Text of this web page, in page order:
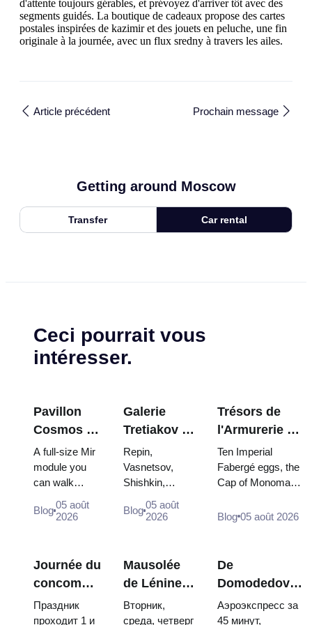
d'attente toujours gérables, et prévoyez d'arriver tôt avec des
segments guidés. La boutique de cadeaux propose des cartes
postales inspirées de kazimir et des jouets en peluche, une fin
originale à la journée, avec un flux sredny à travers les ailes.
Article précédent Prochain message
Getting around Moscow
Transfer Car rental
Ceci pourrait vous
intéresser.
Pavillon
Cosmos à
VDNKh : À
l'intérieur
de la plus
grande
exposition
Russie
A full-size Mir
module you
can walk
Energia–Buran
descent
120 pieces of
flight...
Blog05 août
2026
Galerie
Tretiakov :
Les chefs-
d'œuvre à
ne pas
manquer
Repin,
Vasnetsov,
Shishkin,
and Surikov —
where they
booking the...
Blog05 août
2026
Trésors de
l'Armurerie du
Kremlin :
œufs Fabergé,
trônes et
couronnement
Ten Imperial
Fabergé eggs, the
Cap of Monomakh,
of two boy tsars
Catherine...
Blog 05 août 2026
Journée du
concombre
à Souzdal
2026 :
Праздник
проходит 1 и
Mausolée
de Lénine :
horaires
d'ouverture,
Вторник,
среда, четверг
De
Domodedovo
au centre de
Moscou :
Аэроэкспресс за
45 минут,